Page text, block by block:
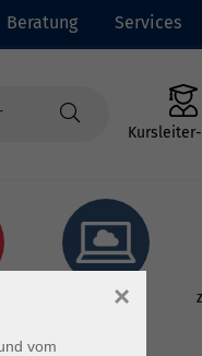
Beratung Services
Online-Kurse
vom
×